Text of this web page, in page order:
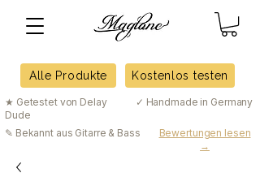
Alle Produkte Kostenlos testen
★ Getestet von Delay
Dude
✓ Handmade in Germany
✎ Bekannt aus Gitarre & Bass
Bewertungen lesen
→